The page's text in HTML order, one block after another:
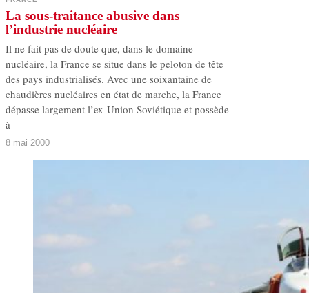
La sous-traitance abusive dans
l’industrie nucléaire
Il ne fait pas de doute que, dans le domaine
nucléaire, la France se situe dans le peloton de tête
des pays industrialisés. Avec une soixantaine de
chaudières nucléaires en état de marche, la France
dépasse largement l’ex-Union Soviétique et possède
à
8 mai 2000